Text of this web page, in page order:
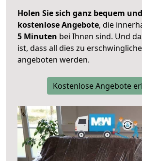
Holen Sie sich ganz bequem
kostenlose Angebote, die
5 Minuten bei Ihnen sind. Und
ist, dass all dies zu
angeboten werden.
Kostenlose Angebote